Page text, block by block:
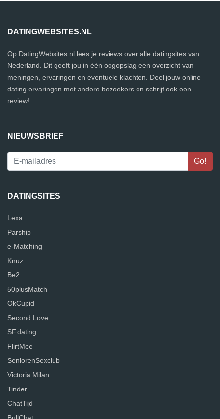
DATINGWEBSITES.NL
Op DatingWebsites.nl lees je reviews over alle datingsites van
Nederland. Dit geeft jou in één oogopslag een overzicht van
meningen, ervaringen en eventuele klachten. Deel jouw online
dating ervaringen met andere bezoekers en schrijf ook een
review!
NIEUWSBRIEF
DATINGSITES
Lexa
Parship
e-Matching
Knuz
Be2
50plusMatch
OkCupid
Second Love
SF.dating
FlirtMee
SeniorenSexclub
Victoria Milan
Tinder
ChatTijd